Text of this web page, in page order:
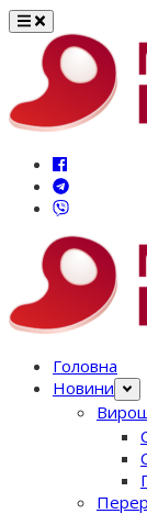
Перейти
вмісту
Головна
Новини